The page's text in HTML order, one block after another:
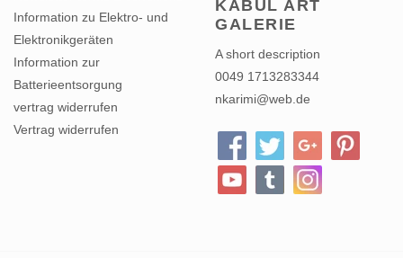
Elektronikgeräten
Information zur
Batterieentsorgung
vertrag widerrufen
Vertrag widerrufen
A short description
0049 1713283344
nkarimi@web.de